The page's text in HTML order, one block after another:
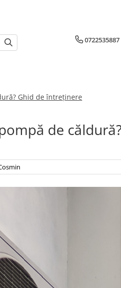
0722535887
Ghid de întreținere
de